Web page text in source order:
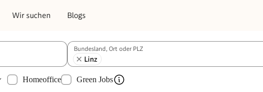
Wir suchen Blogs
Bundesland, Ort oder PLZ
Linz
Homeoffice Green Jobs